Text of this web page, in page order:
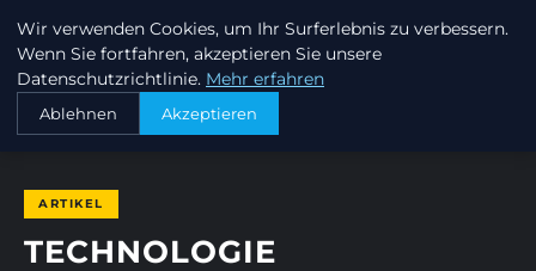
INVESTORENKAPITAL24
STARTSEITE TECHNOLOGIE
ARTIKEL
TECHNOLOGIE
Wir verwenden Cookies, um Ihr Surferlebnis zu verbessern.
Wenn Sie fortfahren, akzeptieren Sie unsere
Datenschutzrichtlinie. Mehr erfahren
Ablehnen Akzeptieren